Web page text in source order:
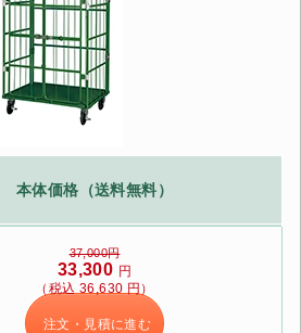
本体価格（送料無料）
37,000円
33,300 円
（税込 36,630 円）
注文・見積に進む
カートへ進む
無料お見積する